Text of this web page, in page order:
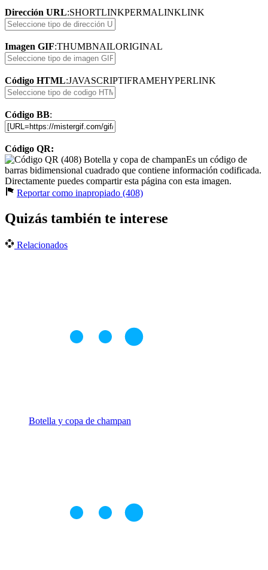
Dirección URL:SHORTLINKPERMALINKLINK
Imagen GIF:THUMBNAILORIGINAL
Código HTML:JAVASCRIPTIFRAMEHYPERLINK
Código BB:
Código QR:
Es un código de
barras bidimensional cuadrado que contiene información codificada.
Directamente puedes compartir esta página con esta imagen.
Reportar como inapropiado (408)
Quizás también te interese
Relacionados
Botella y copa de champan